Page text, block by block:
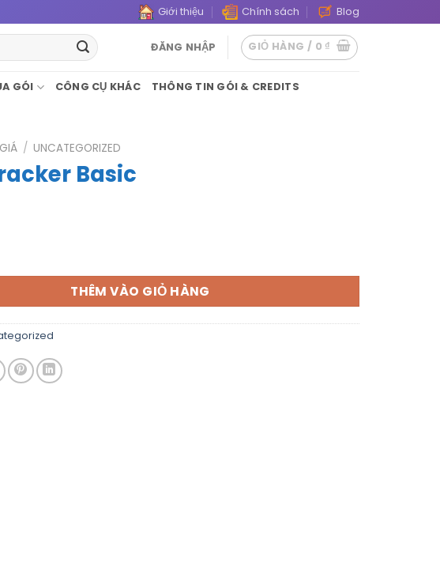
Giới thiệu Chính sách Blog
ĐĂNG NHẬP GIỎ HÀNG / 0 ₫
GÓI CÔNG CỤ KHÁC THÔNG TIN GÓI & CREDITS
GIÁ / UNCATEGORIZED
Basic
số lượng
THÊM VÀO GIỎ HÀNG